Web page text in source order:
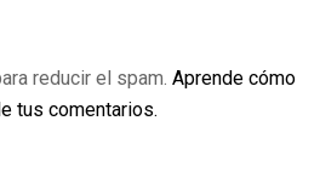
reducir el spam. Aprende cómo
tus comentarios.